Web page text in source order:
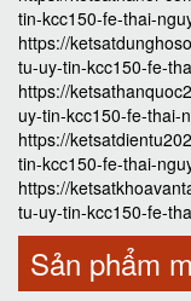
tin-kcc150-fe-thai-
https://
tu-uy-tin-kcc150-fe-
https://
uy-tin-kcc150-fe-thai-
https://
tin-kcc150-fe-thai-
https://
tu-uy-tin-kcc150-fe-
Sản phẩm